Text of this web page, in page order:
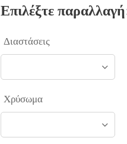
Επιλέξτε
Διαστάσεις
Χρύσωμα